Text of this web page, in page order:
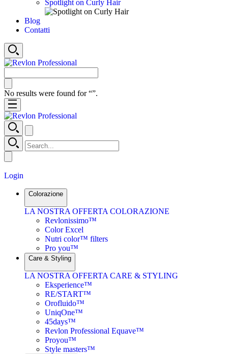
Spotlight on Curly Hair
Blog
Contatti
No results were found for “”.
Login
Colorazione
LA NOSTRA OFFERTA COLORAZIONE
Revlonissimo™
Color Excel
Nutri color™ filters
Pro you™
Care & Styling
LA NOSTRA OFFERTA CARE & STYLING
Eksperience™
RE/START™
Orofluido™
UniqOne™
45days™
Revlon Professional Equave™
Proyou™
Style masters™